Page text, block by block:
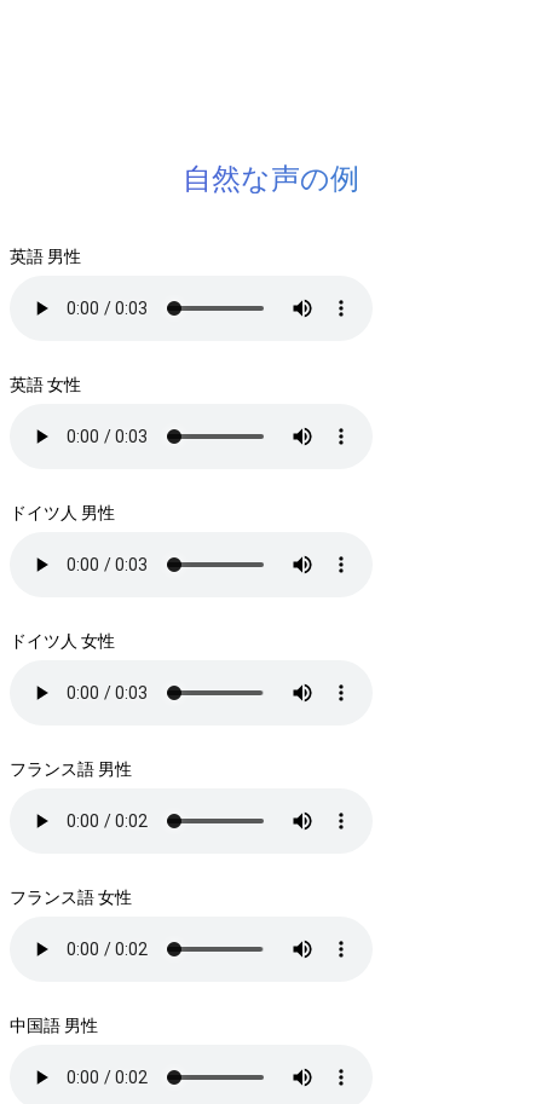
自然な声の例
英語 男性
英語 女性
ドイツ人 男性
ドイツ人 女性
フランス語 男性
フランス語 女性
中国語 男性